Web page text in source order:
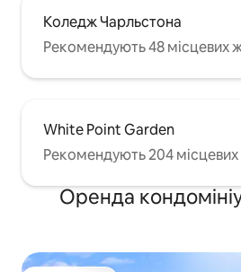
Коледж Чарльстона
Рекомендують 48 місцевих
White Point Garden
Рекомендують 204 місцевих
Оренда